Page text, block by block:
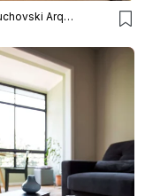
Schuchovski Arquitetura